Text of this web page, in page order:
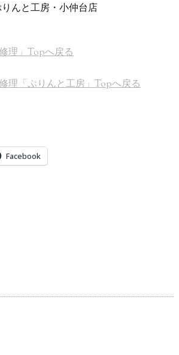
んと工房・小仲台店
理」Topへ戻る
理「ぷりんと工房」Topへ戻る
Facebook